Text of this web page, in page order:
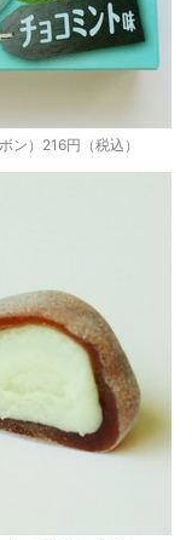
ン）216円（税込）